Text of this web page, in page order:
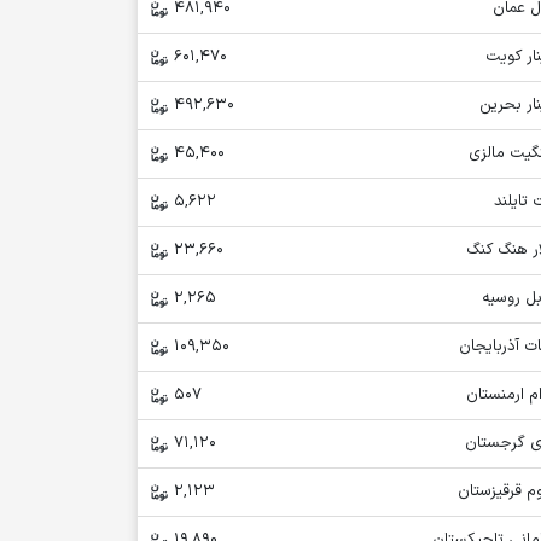
عمان
481,940
کویت
601,470
بحرین
492,630
مالزی
45,400
تایلند
5,622
هنگ کنگ
23,660
روسیه
2,265
آذربایجان
109,350
ارمنستان
507
گرجستان
71,120
قرقیزستان
2,123